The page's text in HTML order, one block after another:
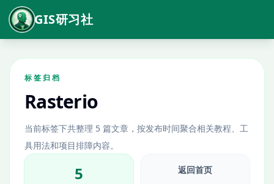
GIS研习社
标签归档
Rasterio
当前标签下共整理 5 篇文章，按发布时间聚合相关教程、工
具用法和项目排障内容。
5 返回首页